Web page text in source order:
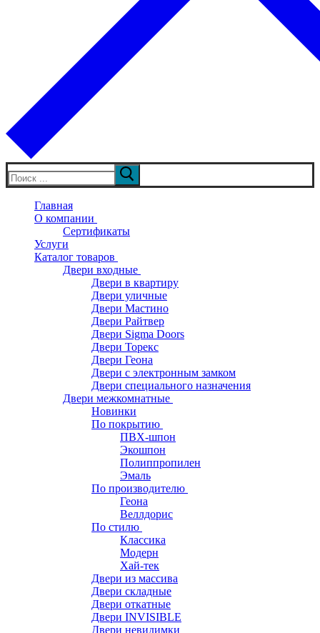
Искать:
Главная
О компании
Сертификаты
Услуги
Каталог товаров
Двери входные
Двери в квартиру
Двери уличные
Двери Мастино
Двери Райтвер
Двери Sigma Doors
Двери Торекс
Двери Геона
Двери с электронным замком
Двери специального назначения
Двери межкомнатные
Новинки
По покрытию
ПВХ-шпон
Экошпон
Полиппропилен
Эмаль
По производителю
Геона
Веллдорис
По стилю
Классика
Модерн
Хай-тек
Двери из массива
Двери складные
Двери откатные
Двери INVISIBLE
Двери невидимки